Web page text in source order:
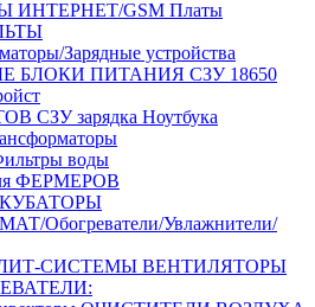
ИНТЕРНЕТ/GSM Платы
Зарядные устройства
БЛОКИ ПИТАНИЯ СЗУ 18650
СЗУ зарядка Ноутбука
воды
ФЕРМЕРОВ
Обогреватели/Увлажнители/
СИСТЕМЫ ВЕНТИЛЯТОРЫ